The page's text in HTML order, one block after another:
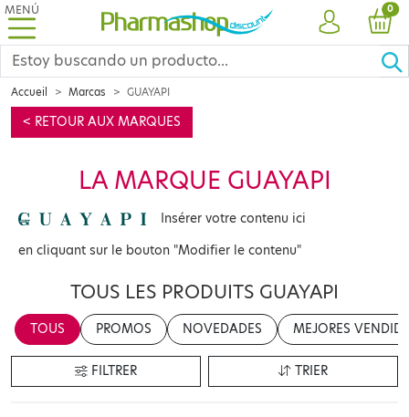
MENÚ
CUENTA
0
Accueil Marcas GUAYAPI
< RETOUR AUX MARQUES
LA MARQUE GUAYAPI
Insérer votre contenu ici
en cliquant sur le bouton "Modifier le contenu"
TOUS LES PRODUITS GUAYAPI
TOUS PROMOS NOVEDADES MEJORES
FILTRER TRIER